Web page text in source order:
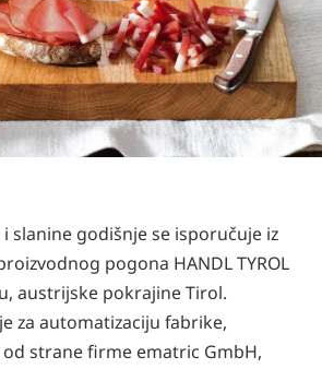
slanine godišnje se isporučuje iz
pogona HANDL TYROL
austrijske pokrajine Tirol.
za automatizaciju fabrike,
strane firme ematric GmbH,